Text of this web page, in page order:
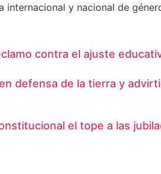
y nacional de
contra el ajuste
defensa de la tierra y
el tope a las